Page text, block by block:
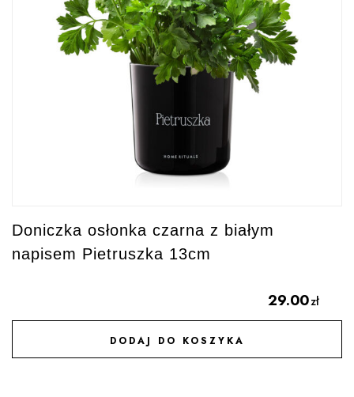
Doniczka osłonka czarna z białym
napisem Pietruszka 13cm
29.00zł
DODAJ DO KOSZYKA
DODAJ DO ULUBIONYCH